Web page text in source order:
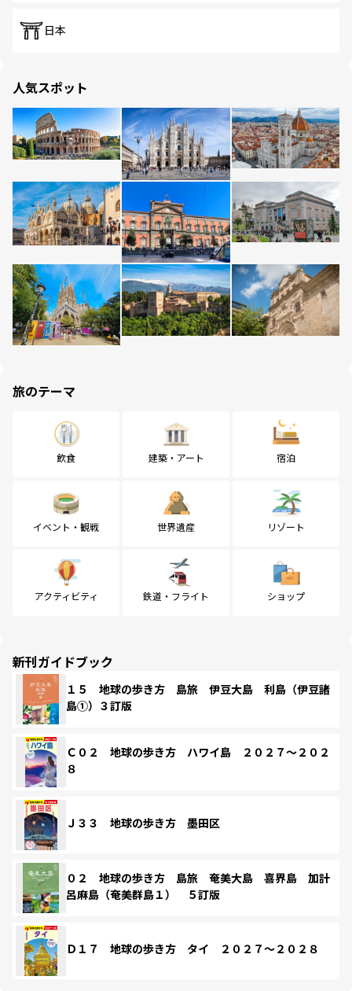
日本
人気スポット
旅のテーマ
飲食 建築・アート 宿泊
イベント・観戦 世界遺産 リゾート
アクティビティ 鉄道・フライト ショップ
新刊ガイドブック
１５ 地球の歩き方 島旅 伊豆大島 利島（伊豆諸
島①）３訂版
Ｃ０２ 地球の歩き方 ハワイ島 ２０２７～２０２
８
Ｊ３３ 地球の歩き方 墨田区
０２ 地球の歩き方 島旅 奄美大島 喜界島 加計
呂麻島（奄美群島１） ５訂版
Ｄ１７ 地球の歩き方 タイ ２０２７～２０２８